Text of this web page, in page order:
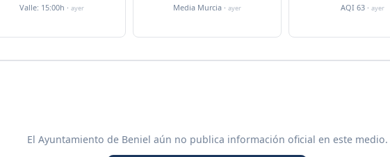
Valle: 15:00h · ayer Media Murcia · ayer AQI 63 ·ayer
El Ayuntamiento de Beniel aún no publica información oficial en este medio.